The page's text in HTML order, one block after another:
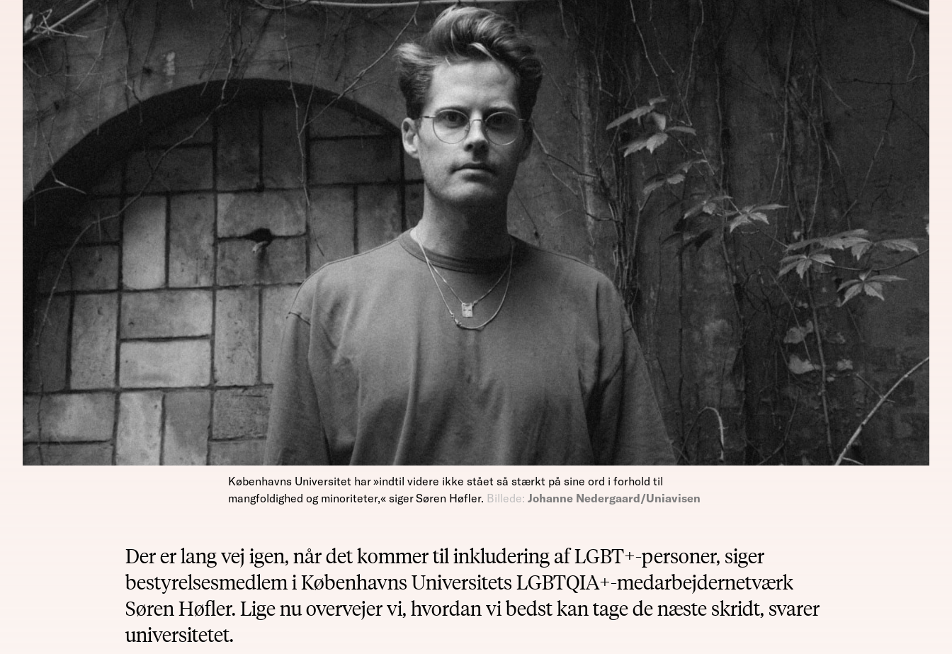
Københavns Universitet har »indtil videre ikke stået så stærkt på sine ord i forhold til
mangfoldighed og minoriteter,« siger Søren Høfler. Billede: Johanne Nedergaard/Uniavisen
Der er lang vej igen, når det kommer til inkludering af LGBT+-personer, siger
bestyrelsesmedlem i Københavns Universitets LGBTQIA+-medarbejdernetværk
Søren Høfler. Lige nu overvejer vi, hvordan vi bedst kan tage de næste skridt, svarer
universitetet.